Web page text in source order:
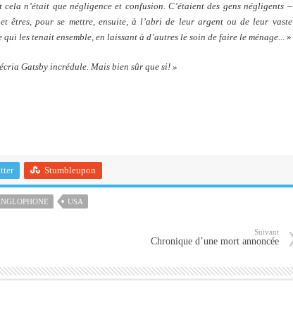
n’était que négligence et confusion. C’étaient des gens négligents –
êtres, pour se mettre, ensuite, à l’abri de leur argent ou de leur vaste
les tenait ensemble, en laissant à d’autres le soin de faire le ménage... »
Gatsby incrédule. Mais bien sûr que si! »
Stumbleupon
USA
Suivant
Chronique d’une mort annoncée